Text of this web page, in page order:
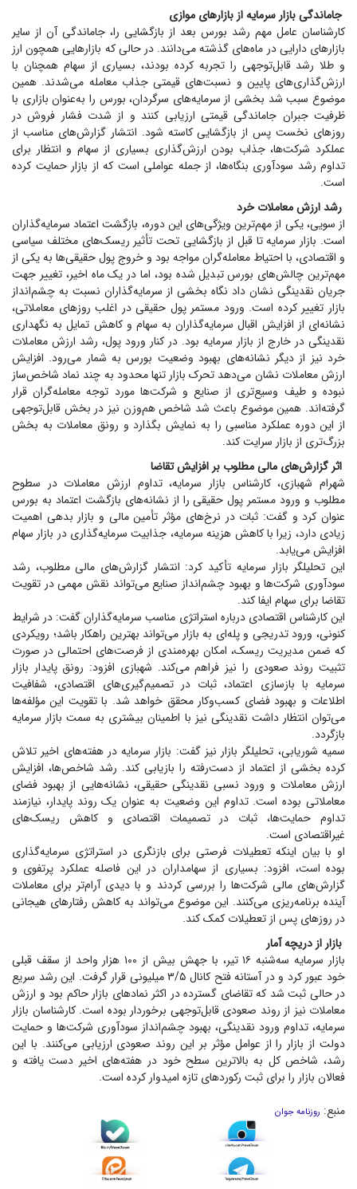
جاماندگی بازار سرمایه از بازار‌های موازی
کارشناسان عامل مهم رشد بورس بعد از بازگشایی را، جاماندگی آن از سایر
بازار‌های دارایی در ماه‌های گذشته می‌دانند. در حالی که بازار‌هایی همچون ارز
و طلا رشد قابل‌توجهی را تجربه کرده بودند، بسیاری از سهام همچنان با
ارزش‌گذاری‌های پایین و نسبت‌های قیمتی جذاب معامله می‌شدند. همین
موضوع سبب شد بخشی از سرمایه‌های سرگردان، بورس را به‌عنوان بازاری با
ظرفیت جبران جاماندگی قیمتی ارزیابی کنند و از شدت فشار فروش در
روز‌های نخست پس از بازگشایی کاسته شود. انتشار گزارش‌های مناسب از
عملکرد شرکت‌ها، جذاب بودن ارزش‌گذاری بسیاری از سهام و انتظار برای
تداوم رشد سودآوری بنگاه‌ها، از جمله عواملی است که از بازار حمایت کرده
است.
رشد ارزش معاملات خرد
از سویی، یکی از مهم‌ترین ویژگی‌های این دوره، بازگشت اعتماد سرمایه‌گذاران
است. بازار سرمایه تا قبل از بازگشایی تحت تأثیر ریسک‌های مختلف سیاسی
و اقتصادی، با احتیاط معامله‌گران مواجه بود و خروج پول حقیقی‌ها به یکی از
مهم‌ترین چالش‌های بورس تبدیل شده بود، اما در یک ماه اخیر، تغییر جهت
جریان نقدینگی نشان داد نگاه بخشی از سرمایه‌گذاران نسبت به چشم‌انداز
بازار تغییر کرده است. ورود مستمر پول حقیقی در اغلب روز‌های معاملاتی،
نشانه‌ای از افزایش اقبال سرمایه‌گذاران به سهام و کاهش تمایل به نگهداری
نقدینگی در خارج از بازار سرمایه بود. در کنار ورود پول، رشد ارزش معاملات
خرد نیز از دیگر نشانه‌های بهبود وضعیت بورس به شمار می‌رود. افزایش
ارزش معاملات نشان می‌دهد تحرک بازار تنها محدود به چند نماد شاخص‌ساز
نبوده و طیف وسیع‌تری از صنایع و شرکت‌ها مورد توجه معامله‌گران قرار
گرفته‌اند. همین موضوع باعث شد شاخص هم‌وزن نیز در بخش قابل‌توجهی
از این دوره عملکرد مناسبی را به نمایش بگذارد و رونق معاملات به بخش
بزرگ‌تری از بازار سرایت کند.
اثر گزارش‌های مالی مطلوب بر افزایش تقاضا
شهرام شهبازی، کارشناس بازار سرمایه، تداوم ارزش معاملات در سطوح
مطلوب و ورود مستمر پول حقیقی را از نشانه‌های بازگشت اعتماد به بورس
عنوان کرد و گفت: ثبات در نرخ‌های مؤثر تأمین مالی و بازار بدهی اهمیت
زیادی دارد، زیرا با کاهش هزینه سرمایه، جذابیت سرمایه‌گذاری در بازار سهام
افزایش می‌یابد.
این تحلیلگر بازار سرمایه تأکید کرد: انتشار گزارش‌های مالی مطلوب، رشد
سودآوری شرکت‌ها و بهبود چشم‌انداز صنایع می‌تواند نقش مهمی در تقویت
تقاضا برای سهام ایفا کند.
این کارشناس اقتصادی درباره استراتژی مناسب سرمایه‌گذاران گفت: در شرایط
کنونی، ورود تدریجی و پله‌ای به بازار می‌تواند بهترین راهکار باشد؛ رویکردی
که ضمن مدیریت ریسک، امکان بهره‌مندی از فرصت‌های احتمالی در صورت
تثبیت روند صعودی را نیز فراهم می‌کند. شهبازی افزود: رونق پایدار بازار
سرمایه با بازسازی اعتماد، ثبات در تصمیم‌گیری‌های اقتصادی، شفافیت
اطلاعات و بهبود فضای کسب‌وکار محقق خواهد شد. با تقویت این مؤلفه‌ها
می‌توان انتظار داشت نقدینگی نیز با اطمینان بیشتری به سمت بازار سرمایه
بازگردد.
سمیه شوریابی، تحلیلگر بازار نیز گفت: بازار سرمایه در هفته‌های اخیر تلاش
کرده بخشی از اعتماد از دست‌رفته را بازیابی کند. رشد شاخص‌ها، افزایش
ارزش معاملات و ورود نسبی نقدینگی حقیقی، نشانه‌هایی از بهبود فضای
معاملاتی بوده است. تداوم این وضعیت به عنوان یک روند پایدار، نیازمند
تداوم حمایت‌ها، ثبات در تصمیمات اقتصادی و کاهش ریسک‌های
غیراقتصادی است.
او با بیان اینکه تعطیلات فرصتی برای بازنگری در استراتژی سرمایه‌گذاری
بوده است، افزود: بسیاری از سهامداران در این فاصله عملکرد پرتفوی و
گزارش‌های مالی شرکت‌ها را بررسی کردند و با دیدی آرام‌تر برای معاملات
آینده برنامه‌ریزی می‌کنند. این موضوع می‌تواند به کاهش رفتار‌های هیجانی
در روز‌های پس از تعطیلات کمک کند.
بازار از دریچه آمار
بازار سرمایه سه‌شنبه ۱۶ تیر، با جهش بیش از ۱۰۰ هزار واحد از سقف قبلی
خود عبور کرد و در آستانه فتح کانال ۳/۵ میلیونی قرار گرفت. این رشد سریع
در حالی ثبت شد که تقاضای گسترده در اکثر نماد‌های بازار حاکم بود و ارزش
معاملات نیز از روند صعودی قابل‌توجهی برخوردار بوده است. کارشناسان بازار
سرمایه، تداوم ورود نقدینگی، بهبود چشم‌انداز سودآوری شرکت‌ها و حمایت
دولت از بازار را از عوامل مؤثر بر این روند صعودی ارزیابی می‌کنند. با این
رشد، شاخص کل به بالاترین سطح خود در هفته‌های اخیر دست یافته و
فعالان بازار را برای ثبت رکورد‌های تازه امیدوار کرده است.
منبع: روزنامه جوان